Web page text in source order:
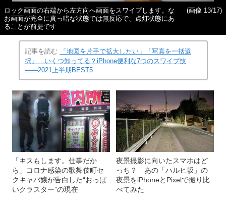
ロック画面の右端から左方向へ画面をスワイプします。な
お画面が完全に真っ暗な状態では無反応で、点灯状態にあ
ることが前提です
(画像 13/17)
記事を読む
「地図を片手で拡大したい」「写真を一括選
択」…いくつ知ってる？iPhone便利な7つのスワイプ技
――2021上半期BEST5
「キスもします。仕事だか
ら」コロナ感染の歌舞伎町セ
クキャバ嬢が告白した“おっぱ
いクラスター”の現在
夜景撮影に向いたスマホはど
っち？ あの「ハルヒ坂」の
夜景をiPhoneとPixelで撮り比
べてみた